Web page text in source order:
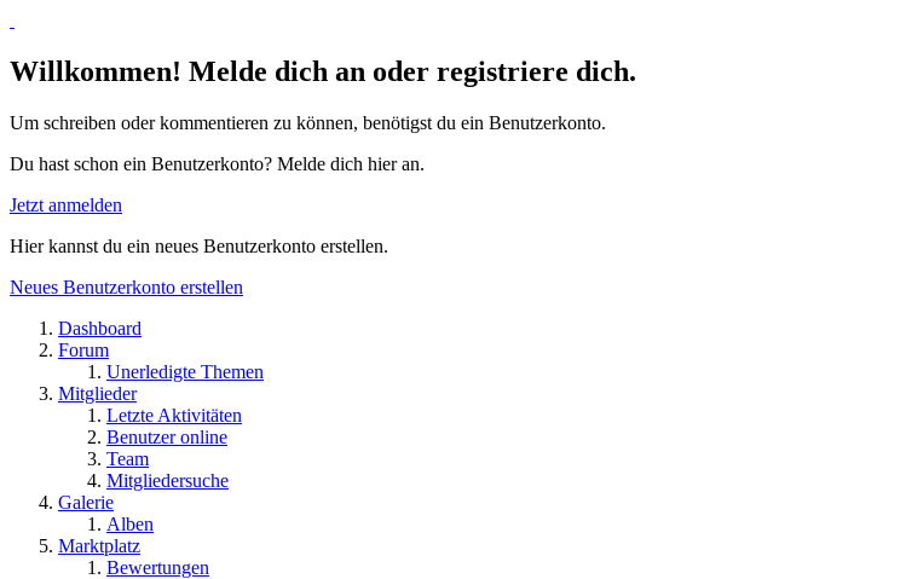
Willkommen! Melde dich an oder registriere dich.
Um schreiben oder kommentieren zu können, benötigst du ein Benutzerkonto.
Du hast schon ein Benutzerkonto? Melde dich hier an.
Jetzt anmelden
Hier kannst du ein neues Benutzerkonto erstellen.
Neues Benutzerkonto erstellen
Dashboard
Forum
Unerledigte Themen
Mitglieder
Letzte Aktivitäten
Benutzer online
Team
Mitgliedersuche
Galerie
Alben
Marktplatz
Bewertungen